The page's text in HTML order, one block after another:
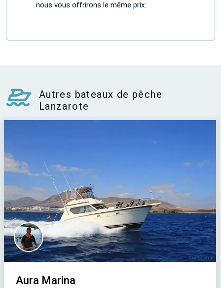
nous vous offrirons le même prix.
Autres bateaux de pêche
Lanzarote
Aura Marina